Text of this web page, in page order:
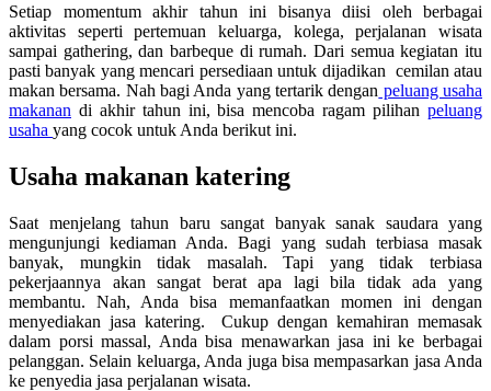
Setiap momentum akhir tahun ini bisanya diisi oleh berbagai
aktivitas seperti pertemuan keluarga, kolega, perjalanan wisata
sampai gathering, dan barbeque di rumah. Dari semua kegiatan itu
pasti banyak yang mencari persediaan untuk dijadikan cemilan atau
makan bersama. Nah bagi Anda yang tertarik dengan peluang usaha
makanan di akhir tahun ini, bisa mencoba ragam pilihan peluang
usaha yang cocok untuk Anda berikut ini.
Usaha makanan katering
Saat menjelang tahun baru sangat banyak sanak saudara yang
mengunjungi kediaman Anda. Bagi yang sudah terbiasa masak
banyak, mungkin tidak masalah. Tapi yang tidak terbiasa
pekerjaannya akan sangat berat apa lagi bila tidak ada yang
membantu. Nah, Anda bisa memanfaatkan momen ini dengan
menyediakan jasa katering. Cukup dengan kemahiran memasak
dalam porsi massal, Anda bisa menawarkan jasa ini ke berbagai
pelanggan. Selain keluarga, Anda juga bisa mempasarkan jasa Anda
ke penyedia jasa perjalanan wisata.